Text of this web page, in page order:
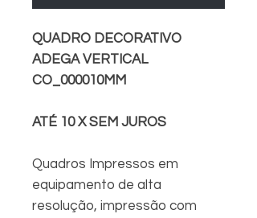
QUADRO DECORATIVO
ADEGA VERTICAL
CO_000010MM
ATÉ 10 X SEM JUROS
Quadros Impressos em
equipamento de alta
resolução, impressão com